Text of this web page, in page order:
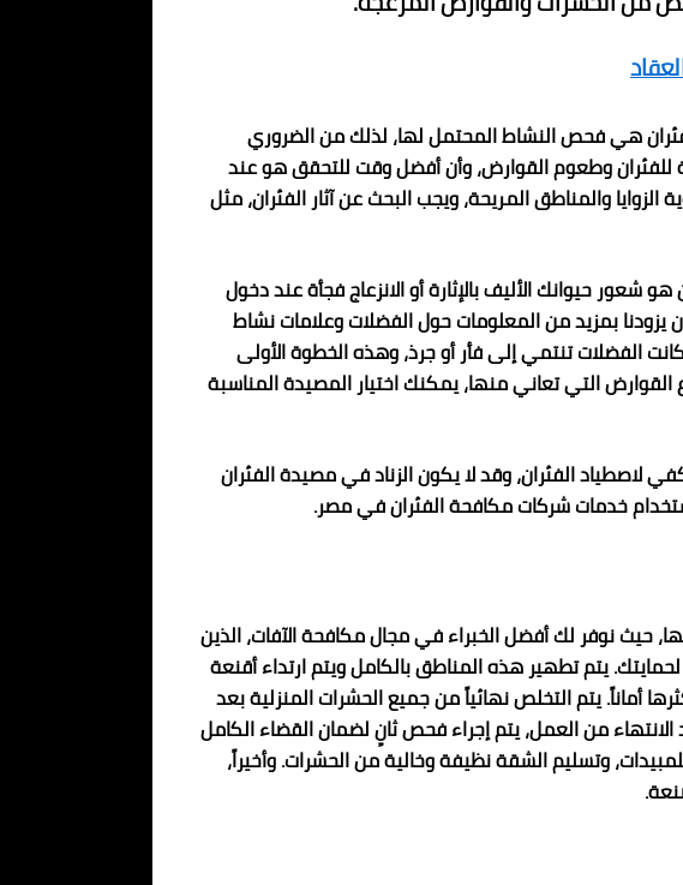
هي فحص النشاط المحتمل لها، لذلك من الضروري
للفئران وطعوم القوارض، وأن أفضل وقت للتحقق هو عند
والمناطق المريحة، ويجب البحث عن آثار الفئران، مثل
شعور حيوانك الأليف بالإثارة أو الانزعاج فجأة عند دخول
بمزيد من المعلومات حول الفضلات وعلامات نشاط
الفضلات تنتمي إلى فأر أو جرذ، وهذه الخطوة الأولى
التي تعاني منها، يمكنك اختيار المصيدة المناسبة
لاصطياد الفئران، وقد لا يكون الزناد في مصيدة الفئران
خدمات شركات مكافحة الفئران في مصر.
حيث نوفر لك أفضل الخبراء في مجال مكافحة الآفات، الذين
يتم تطهير هذه المناطق بالكامل ويتم ارتداء أقنعة
أماناً. يتم التخلص نهائياً من جميع الحشرات المنزلية بعد
من العمل، يتم إجراء فحص ثانٍ لضمان القضاء الكامل
وتسليم الشقة نظيفة وخالية من الحشرات. وأخيراً،